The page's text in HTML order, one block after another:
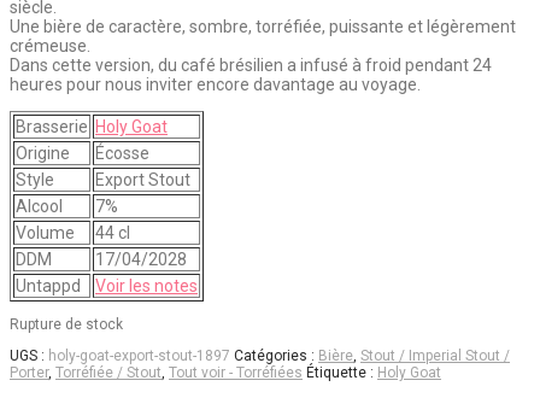
siècle.
Une bière de caractère, sombre, torréfiée, puissante et légèrement
crémeuse.
Dans cette version, du café brésilien a infusé à froid pendant 24
heures pour nous inviter encore davantage au voyage.
Brasserie Holy Goat
Origine
Écosse
Style
Export Stout
Alcool
7%
Volume
44 cl
DDM
17/04/2028
Untappd
Voir les notes
Rupture de stock
UGS : holy-goat-export-stout-1897 Catégories : Bière, Stout / Imperial Stout /
Porter, Torréfiée / Stout, Tout voir - Torréfiées Étiquette : Holy Goat